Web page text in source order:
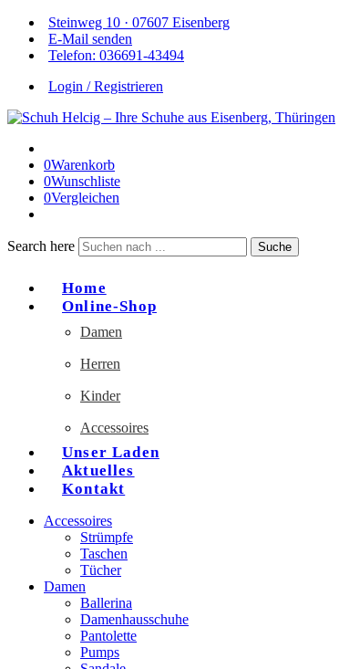
Steinweg 10 · 07607 Eisenberg
E-Mail senden
Telefon: 036691-43494
Login / Registrieren
0Warenkorb
0Wunschliste
0Vergleichen
Search here Suche
Home
Online-Shop
Damen
Herren
Kinder
Accessoires
Unser Laden
Aktuelles
Kontakt
Accessoires
Strümpfe
Taschen
Tücher
Damen
Ballerina
Damenhausschuhe
Pantolette
Pumps